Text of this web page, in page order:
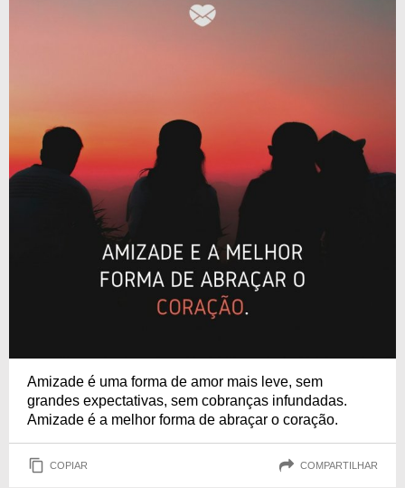
Amizade é uma forma de amor mais leve, sem
grandes expectativas, sem cobranças infundadas.
Amizade é a melhor forma de abraçar o coração.
COPIAR COMPARTILHAR